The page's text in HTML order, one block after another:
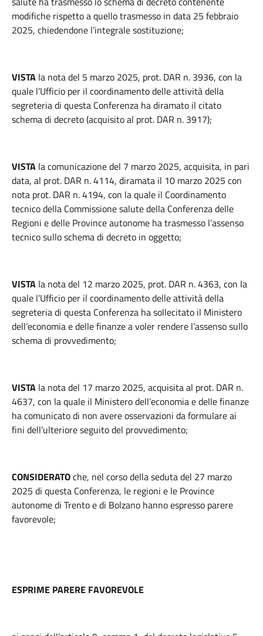
modifiche rispetto a quello trasmesso in data 25 febbraio
2025, chiedendone l’integrale sostituzione;
VISTA la nota del 5 marzo 2025, prot. DAR n. 3936, con la
quale l’Ufficio per il coordinamento delle attività della
segreteria di questa Conferenza ha diramato il citato
schema di decreto (acquisito al prot. DAR n. 3917);
VISTA la comunicazione del 7 marzo 2025, acquisita, in pari
data, al prot. DAR n. 4114, diramata il 10 marzo 2025 con
nota prot. DAR n. 4194, con la quale il Coordinamento
tecnico della Commissione salute della Conferenza delle
Regioni e delle Province autonome ha trasmesso l’assenso
tecnico sullo schema di decreto in oggetto;
VISTA la nota del 12 marzo 2025, prot. DAR n. 4363, con la
quale l’Ufficio per il coordinamento delle attività della
segreteria di questa Conferenza ha sollecitato il Ministero
dell’economia e delle finanze a voler rendere l’assenso sullo
schema di provvedimento;
VISTA la nota del 17 marzo 2025, acquisita al prot. DAR n.
4637, con la quale il Ministero dell’economia e delle finanze
ha comunicato di non avere osservazioni da formulare ai
fini dell’ulteriore seguito del provvedimento;
CONSIDERATOche, nel corso della seduta del 27 marzo
2025 di questa Conferenza, le regioni e le Province
autonome di Trento e di Bolzano hanno espresso parere
favorevole;
ESPRIME PARERE FAVOREVOLE